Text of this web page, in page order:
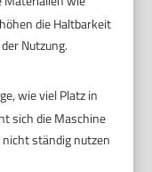
die Haltbarkeit
Nutzung.
wie viel Platz in
sich die Maschine
ständig nutzen